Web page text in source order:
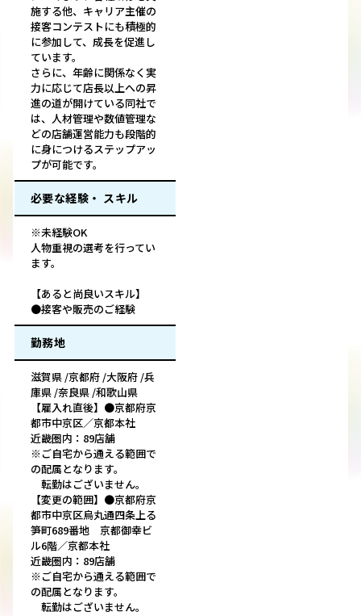
施する他、キャリア主催の
接客コンテストにも積極的
に参加して、成長を促進し
ています。
さらに、年齢に関係なく実
力に応じて店長以上への昇
進の道が開けている同社で
は、人材管理や数値管理な
どの店舗運営能力も段階的
に身につけるステップアッ
プが可能です。
必要な経験・ スキル
※未経験OK
人物重視の選考を行ってい
ます。
【あると尚良いスキル】
●接客や販売のご経験
勤務地
滋賀県 /京都府 /大阪府 /兵
庫県 /奈良県 /和歌山県
【雇入れ直後】●京都府京
都市中京区／京都本社
近畿圏内：89店舗
※ご自宅から通える範囲で
の配属となります。
転勤はございません。
【変更の範囲】●京都府京
都市中京区烏丸通四条上る
笋町689番地 京都御幸ビ
ル6階／京都本社
近畿圏内：89店舗
※ご自宅から通える範囲で
の配属となります。
転勤はございません。